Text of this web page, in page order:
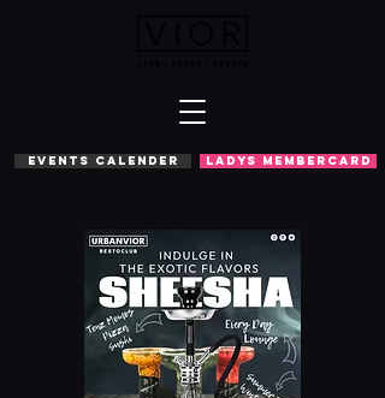
EVENTS CALENDER LADYS MEMBERCARD